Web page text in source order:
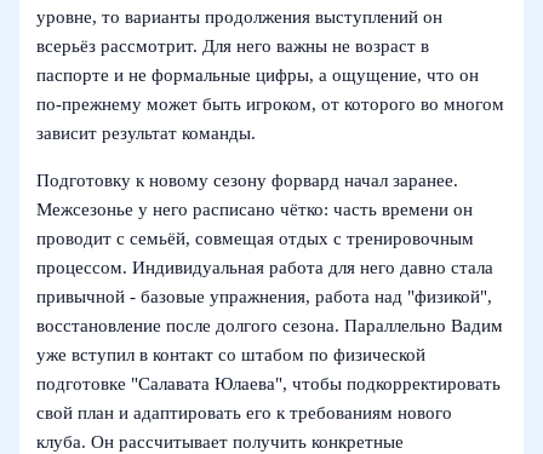
уровне, то варианты продолжения выступлений он
всерьёз рассмотрит. Для него важны не возраст в
паспорте и не формальные цифры, а ощущение, что он
по‑прежнему может быть игроком, от которого во многом
зависит результат команды.
Подготовку к новому сезону форвард начал заранее.
Межсезонье у него расписано чётко: часть времени он
проводит с семьёй, совмещая отдых с тренировочным
процессом. Индивидуальная работа для него давно стала
привычной - базовые упражнения, работа над "физикой",
восстановление после долгого сезона. Параллельно Вадим
уже вступил в контакт со штабом по физической
подготовке "Салавата Юлаева", чтобы подкорректировать
свой план и адаптировать его к требованиям нового
клуба. Он рассчитывает получить конкретные